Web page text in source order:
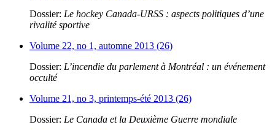
Dossier: Le hockey Canada-URSS : aspects politiques d’une
rivalité sportive
Volume 22, no 1, automne 2013 (26)
Dossier: L’incendie du parlement à Montréal : un événement
occulté
Volume 21, no 3, printemps-été 2013 (26)
Dossier: Le Canada et la Deuxième Guerre mondiale